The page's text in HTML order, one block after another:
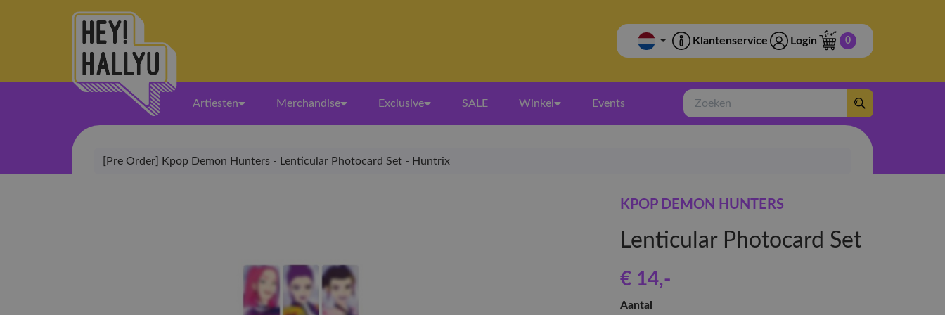
Klantenservice Login 0
Artiesten Merchandise Exclusive SALE Winkel Events
Zoeken
[Pre Order] Kpop Demon Hunters - Lenticular Photocard Set - Huntrix
KPOP DEMON HUNTERS
Lenticular Photocard Set
€ 14,-
Aantal